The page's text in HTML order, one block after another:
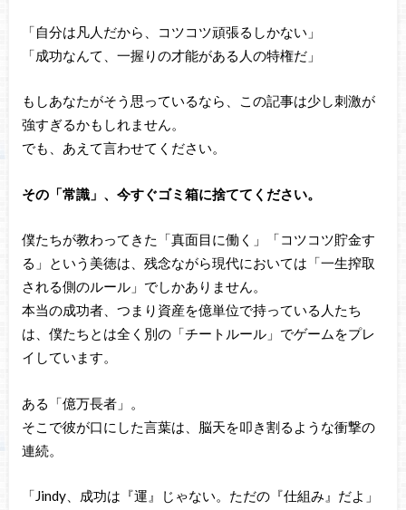
「自分は凡人だから、コツコツ頑張るしかない」
「成功なんて、一握りの才能がある人の特権だ」
もしあなたがそう思っているなら、この記事は少し刺激が
強すぎるかもしれません。
でも、あえて言わせてください。
その「常識」、今すぐゴミ箱に捨ててください。
僕たちが教わってきた「真面目に働く」「コツコツ貯金す
る」という美徳は、残念ながら現代においては「一生搾取
される側のルール」でしかありません。
本当の成功者、つまり資産を億単位で持っている人たち
は、僕たちとは全く別の「チートルール」でゲームをプレ
イしています。
ある「億万長者」。
そこで彼が口にした言葉は、脳天を叩き割るような衝撃の
連続。
「Jindy、成功は『運』じゃない。ただの『仕組み』だよ」